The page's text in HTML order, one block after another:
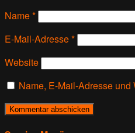
Name*
E-Mail-Adresse*
Website
Name, E-Mail-Adresse